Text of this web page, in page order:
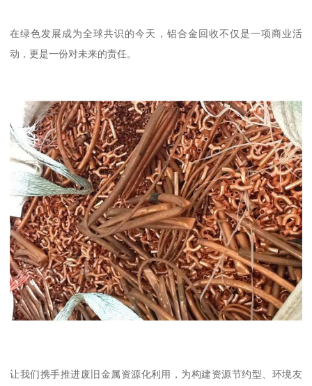
在绿色发展成为全球共识的今天，铝合金回收不仅是一项商业活
动，更是一份对未来的责任。
让我们携手推进废旧金属资源化利用，为构建资源节约型、环境友